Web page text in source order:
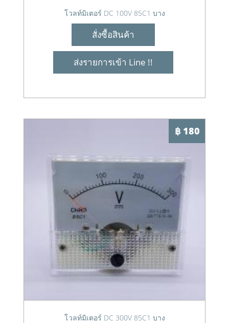
โวลท์มิเตอร์ DC 100V 85C1 บาง
สั่งซื้อสินค้า
ส่งรายการเข้า Line !!
฿ 180
โวลท์มิเตอร์ DC 300V 85C1 บาง